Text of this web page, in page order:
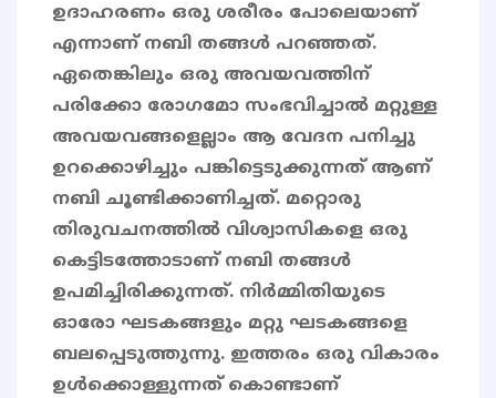
ഉദാഹരണം ഒരു ശരീരം പോലെയാണ്
എന്നാണ് നബി തങ്ങൾ പറഞ്ഞത്.
ഏതെങ്കിലും ഒരു അവയവത്തിന്
പരിക്കോ രോഗമോ സംഭവിച്ചാൽ മറ്റുള്ള
അവയവങ്ങളെല്ലാം ആ വേദന പനിച്ചു
ഉറക്കൊഴിച്ചും പങ്കിട്ടെടുക്കുന്നത് ആണ്
നബി ചൂണ്ടിക്കാണിച്ചത്. മറ്റൊരു
തിരുവചനത്തിൽ വിശ്വാസികളെ ഒരു
കെട്ടിടത്തോടാണ് നബി തങ്ങൾ
ഉപമിച്ചിരിക്കുന്നത്. നിർമ്മിതിയുടെ
ഓരോ ഘടകങ്ങളും മറ്റു ഘടകങ്ങളെ
ബലപ്പെടുത്തുന്നു. ഇത്തരം ഒരു വികാരം
ഉൾക്കൊള്ളുന്നത് കൊണ്ടാണ്